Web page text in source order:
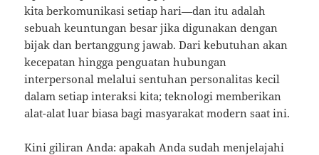
kita berkomunikasi setiap hari—dan itu adalah
sebuah keuntungan besar jika digunakan dengan
bijak dan bertanggung jawab. Dari kebutuhan akan
kecepatan hingga penguatan hubungan
interpersonal melalui sentuhan personalitas kecil
dalam setiap interaksi kita; teknologi memberikan
alat-alat luar biasa bagi masyarakat modern saat ini.
Kini giliran Anda: apakah Anda sudah menjelajahi